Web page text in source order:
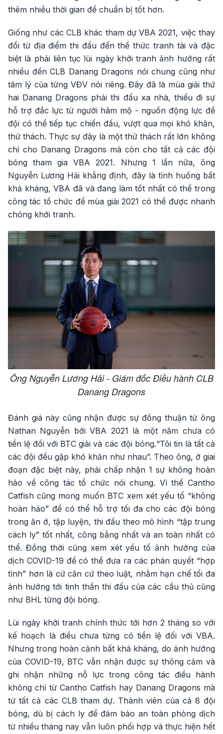
thêm nhiều thời gian để chuẩn bị tốt hơn.
Giống như các CLB khác tham dự VBA 2021, việc thay
đổi từ địa điểm thi đấu đến thể thức tranh tài và đặc
biệt là phải liên tục lùi ngày khởi tranh ảnh hướng rất
nhiều đến CLB Danang Dragons nói chung cũng như
tâm lý của từng VĐV nói riêng. Đây đã là mùa giải thứ
hai Danang Dragons phải thi đấu xa nhà, thiếu đi sự
hỗ trợ đắc lực từ người hâm mộ - nguồn động lực để
đội có thể tiếp tục chiến đấu, vượt qua mọi khó khăn,
thử thách. Thực sự đây là một thử thách rất lớn không
chỉ cho Danang Dragons mà còn cho tất cả các đội
bóng tham gia VBA 2021. Nhưng 1 lần nữa, ông
Nguyễn Lương Hải khẳng định, đây là tình huống bất
khả kháng, VBA đã và đang làm tốt nhất có thể trong
công tác tổ chức để mùa giải 2021 có thể được nhanh
chóng khởi tranh.
Ông Nguyễn Lương Hải - Giám đốc Điều hành CLB
Danang Dragons
Đánh giá này cũng nhận được sự đồng thuận từ ông
Nathan Nguyễn bởi VBA 2021 là một năm chưa có
tiền lệ đối với BTC giải và các đội bóng.“Tôi tin là tất cả
các đội đều gặp khó khăn như nhau”. Theo ông, ở giai
đoạn đặc biệt này, phải chấp nhận 1 sự không hoàn
hảo về công tác tổ chức nói chung. Vì thế Cantho
Catfish cũng mong muốn BTC xem xét yếu tố “không
hoàn hảo” để có thể hỗ trợ tối đa cho các đội bóng
trong ăn ở, tập luyện, thi đấu theo mô hình “tập trung
cách ly” tốt nhất, công bằng nhất và an toàn nhất có
thể. Đồng thời cũng xem xét yếu tố ảnh hưởng của
dịch COVID-19 để có thể đưa ra các phán quyết “hợp
tình” hơn là cứ căn cứ theo luật, nhằm hạn chế tối đa
ảnh hưởng tới tinh thần thi đấu của các cầu thủ cũng
như BHL từng đội bóng.
Lùi ngày khởi tranh chính thức tới hơn 2 tháng so với
kế hoạch là điều chưa từng có tiền lệ đối với VBA.
Nhưng trong hoàn cảnh bất khả kháng, do ảnh hưởng
của COVID-19, BTC vẫn nhận được sự thông cảm và
ghi nhận những nỗ lực trong công tác điều hành
không chỉ từ Cantho Catfish hay Danang Dragons mà
từ tất cả các CLB tham dự. Thành viên của cả 8 đội
bóng, dù bị cách ly để đảm bảo an toàn phòng dịch
từ nhiều tháng nay vẫn luôn phối hợp và thực hiện hết